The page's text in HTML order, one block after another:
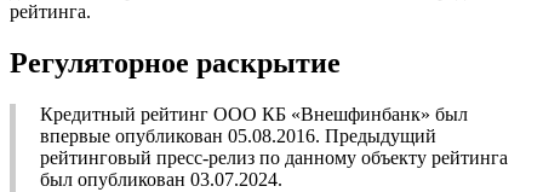
рейтинга.
Регуляторное раскрытие
Кредитный рейтинг ООО КБ «Внешфинбанк» был
впервые опубликован 05.08.2016. Предыдущий
рейтинговый пресс-релиз по данному объекту рейтинга
был опубликован 03.07.2024.